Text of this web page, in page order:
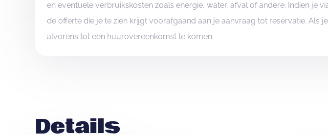
en eventuele verbruikskosten zoals energie, water, afval of andere. Indien
de offerte die je te zien krijgt voorafgaand aan je aanvraag tot reservatie.
alvorens tot een huurovereenkomst te komen.
Details